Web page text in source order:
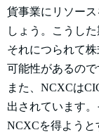
貨事業にリソー
しょう。こうし
それにつられて
可能性があるので
また、NCXCは
出されています
NCXCを得ようと